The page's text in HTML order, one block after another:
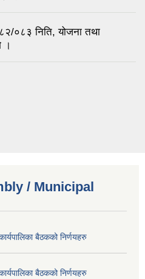
०८३ निति, योजना तथा
।
/ Municipal
बैठकको निर्णयहरु
बैठकको निर्णयहरु